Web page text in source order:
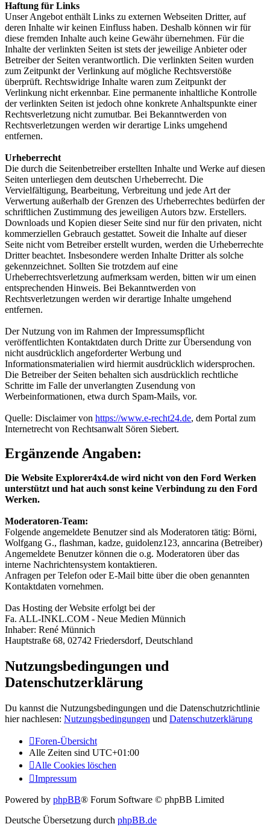
Haftung für Links
Unser Angebot enthält Links zu externen Webseiten Dritter, auf
deren Inhalte wir keinen Einfluss haben. Deshalb können wir für
diese fremden Inhalte auch keine Gewähr übernehmen. Für die
Inhalte der verlinkten Seiten ist stets der jeweilige Anbieter oder
Betreiber der Seiten verantwortlich. Die verlinkten Seiten wurden
zum Zeitpunkt der Verlinkung auf mögliche Rechtsverstöße
überprüft. Rechtswidrige Inhalte waren zum Zeitpunkt der
Verlinkung nicht erkennbar. Eine permanente inhaltliche Kontrolle
der verlinkten Seiten ist jedoch ohne konkrete Anhaltspunkte einer
Rechtsverletzung nicht zumutbar. Bei Bekanntwerden von
Rechtsverletzungen werden wir derartige Links umgehend
entfernen.
Urheberrecht
Die durch die Seitenbetreiber erstellten Inhalte und Werke auf diesen
Seiten unterliegen dem deutschen Urheberrecht. Die
Vervielfältigung, Bearbeitung, Verbreitung und jede Art der
Verwertung außerhalb der Grenzen des Urheberrechtes bedürfen der
schriftlichen Zustimmung des jeweiligen Autors bzw. Erstellers.
Downloads und Kopien dieser Seite sind nur für den privaten, nicht
kommerziellen Gebrauch gestattet. Soweit die Inhalte auf dieser
Seite nicht vom Betreiber erstellt wurden, werden die Urheberrechte
Dritter beachtet. Insbesondere werden Inhalte Dritter als solche
gekennzeichnet. Sollten Sie trotzdem auf eine
Urheberrechtsverletzung aufmerksam werden, bitten wir um einen
entsprechenden Hinweis. Bei Bekanntwerden von
Rechtsverletzungen werden wir derartige Inhalte umgehend
entfernen.
Der Nutzung von im Rahmen der Impressumspflicht
veröffentlichten Kontaktdaten durch Dritte zur Übersendung von
nicht ausdrücklich angeforderter Werbung und
Informationsmaterialien wird hiermit ausdrücklich widersprochen.
Die Betreiber der Seiten behalten sich ausdrücklich rechtliche
Schritte im Falle der unverlangten Zusendung von
Werbeinformationen, etwa durch Spam-Mails, vor.
Quelle: Disclaimer von https://www.e-recht24.de, dem Portal zum
Internetrecht von Rechtsanwalt Sören Siebert.
Ergänzende Angaben:
Die Website Explorer4x4.de wird nicht von den Ford Werken
unterstützt und hat auch sonst keine Verbindung zu den Ford
Werken.
Moderatoren-Team:
Folgende angemeldete Benutzer sind als Moderatoren tätig: Börni,
Wolfgang G., flashman, kadze, guidolenz123, anncarina (Betreiber)
Angemeldete Benutzer können die o.g. Moderatoren über das
interne Nachrichtensystem kontaktieren.
Anfragen per Telefon oder E-Mail bitte über die oben genannten
Kontaktdaten vornehmen.
Das Hosting der Website erfolgt bei der
Fa. ALL-INKL.COM - Neue Medien Münnich
Inhaber: René Münnich
Hauptstraße 68, 02742 Friedersdorf, Deutschland
Nutzungsbedingungen und
Datenschutzerklärung
Du kannst die Nutzungsbedingungen und die Datenschutzrichtlinie
hier nachlesen: Nutzungsbedingungen und Datenschutzerklärung
Foren-Übersicht
Alle Zeiten sind UTC+01:00
Alle Cookies löschen
Impressum
Powered by phpBB® Forum Software © phpBB Limited
Deutsche Übersetzung durch phpBB.de